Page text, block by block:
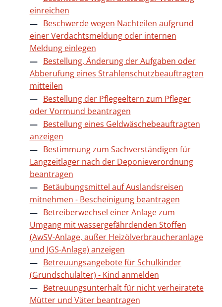
einreichen
Beschwerde wegen Nachteilen aufgrund
einer Verdachtsmeldung oder internen
Meldung einlegen
Bestellung, Änderung der Aufgaben oder
Abberufung eines Strahlenschutzbeauftragten
mitteilen
Bestellung der Pflegeeltern zum Pfleger
oder Vormund beantragen
Bestellung eines Geldwäschebeauftragten
anzeigen
Bestimmung zum Sachverständigen für
Langzeitlager nach der Deponieverordnung
beantragen
Betäubungsmittel auf Auslandsreisen
mitnehmen - Bescheinigung beantragen
Betreiberwechsel einer Anlage zum
Umgang mit wassergefährdenden Stoffen
(AwSV-Anlage, außer Heizölverbraucheranlage
und JGS-Anlage) anzeigen
Betreuungsangebote für Schulkinder
(Grundschulalter) - Kind anmelden
Betreuungsunterhalt für nicht verheiratete
Mütter und Väter beantragen